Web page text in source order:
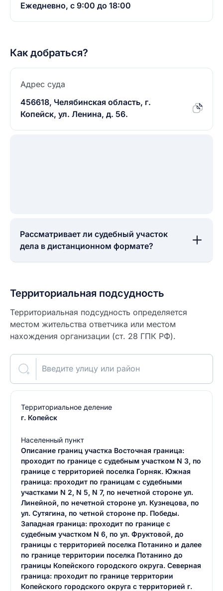
Ежедневно, с 9:00 до 18:00
Как добраться?
Адрес суда
456618, Челябинская область, г.
Копейск, ул. Ленина, д. 56.
Рассматривает ли судебный участок
дела в дистанционном формате?
Территориальная подсудность
Территориальная подсудность определяется
местом жительства ответчика или местом
нахождения организации (ст. 28 ГПК РФ).
Введите улицу или район
Территориальное деление
г. Копейск
Населенный пункт
Описание границ участка Восточная граница:
проходит по границе с судебным участком N 3, по
границе с территорией поселка Горняк. Южная
граница: проходит по границам с судебными
участками N 2, N 5, N 7, по нечетной стороне ул.
Линейной, по нечетной стороне ул. Кузнецова, по
ул. Сутягина, по четной стороне пр. Победы.
Западная граница: проходит по границе с
судебным участком N 6, по ул. Фруктовой, до
границы с территорией поселка Потанино и далее
по границе территории поселка Потанино до
границы Копейского городского округа. Северная
граница: проходит по границе территории
Копейского городского округа с территорией г.